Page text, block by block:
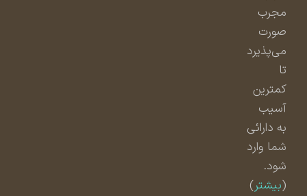
مجرب
صورت
می‌پذیرد
کمترین
آسیب
به دارائی
شما وارد
شود.
بیشتر)